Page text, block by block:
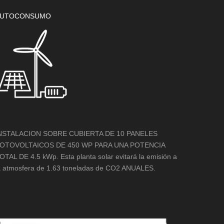
SOBRE CUBIERTA DE 10 PANELES
DE 450 WP PARA UNA POTENCIA
DE 4.5 kWp. Esta planta solar evitará la emisión a
atmosfera de 1.63 toneladas de CO2 ANUALES.